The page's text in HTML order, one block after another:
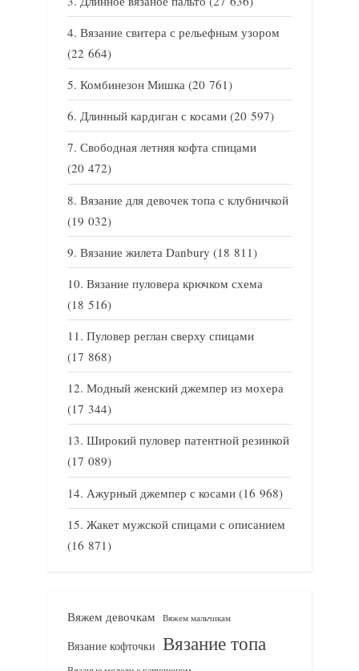
Вязание свитера с рельефным узором
(22 664)
Комбинезон Мишка (20 761)
Длинный кардиган с косами (20 597)
Свободная летняя кофта спицами
(20 472)
Вязание для девочек топа с клубничкой
(19 032)
Вязание жилета Danbury (18 811)
Вязание пуловера крючком схема
(18 516)
Пуловер реглан сверху спицами
(17 868)
Модный женский джемпер из мохера
(17 344)
Широкий пуловер патентной резинкой
(17 089)
Ажурный джемпер с косами (16 968)
Жакет мужской спицами с описанием
(16 871)
Вяжем девочкам Вяжем мальчикам
Вязание кофточки Вязание топа